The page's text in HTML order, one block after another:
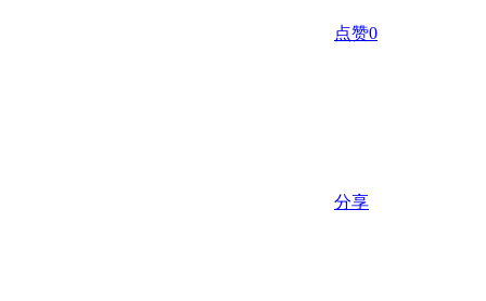
点赞0
分享